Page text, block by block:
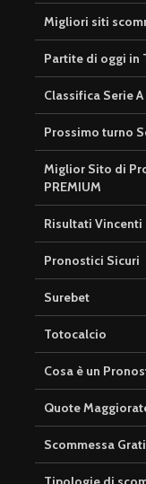
Migliori siti
Partite di oggi in
Classifica Serie A
Prossimo turno
Miglior Sito di
PREMIUM
Risultati Vincenti
Pronostici Sicuri
Surebet
Totocalcio
Cosa è un
Quote
Scommessa